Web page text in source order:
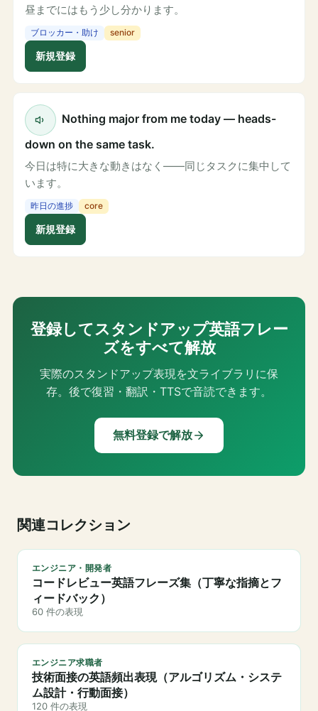
昼までにはもう少し分かります。
ブロッカー・助け senior
新規登録
Nothing major from me today — heads-
down on the same task.
今日は特に大きな動きはなく——同じタスクに集中して
います。
昨日の進捗 core
新規登録
登録してスタンドアップ英語フレー
ズをすべて解放
実際のスタンドアップ表現を文ライブラリに保
存。後で復習・翻訳・TTSで音読できます。
無料登録で解放
関連コレクション
エンジニア・開発者
コードレビュー英語フレーズ集（丁寧な指摘とフ
ィードバック）
60 件の表現
エンジニア求職者
技術面接の英語頻出表現（アルゴリズム・システ
ム設計・行動面接）
120 件の表現